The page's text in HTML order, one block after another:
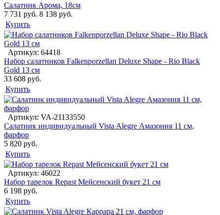
Салатник Арома, 18см
7 731 руб. 8 138 руб.
Купить
Артикул: 64418
Набор салатников Falkenporzellan Deluxe Shape - Rio Black
Gold 13 см
33 608 руб.
Купить
Артикул: VA-21133550
Салатник индивидуальный Vista Alegre Амазония 11 см,
фарфор
5 820 руб.
Купить
Артикул: 46022
Набор тарелок Repast Мейсенский букет 21 см
6 198 руб.
Купить